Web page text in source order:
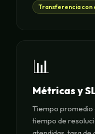
Transferencia con
📊
Métricas y
Tiempo promedio
tiempo de